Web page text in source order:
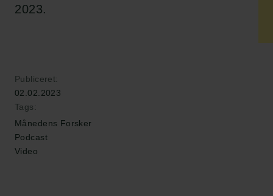
2023.
Publiceret:
02.02.2023
Tags:
Månedens Forsker
Podcast
Video